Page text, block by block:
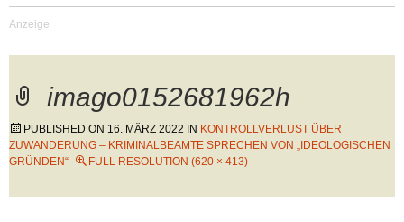
imago0152681962h
PUBLISHED ON 16. MÄRZ 2022 IN KONTROLLVERLUST ÜBER
ZUWANDERUNG – KRIMINALBEAMTE SPRECHEN VON „IDEOLOGISCHEN
GRÜNDEN“
FULL RESOLUTION (620 × 413)